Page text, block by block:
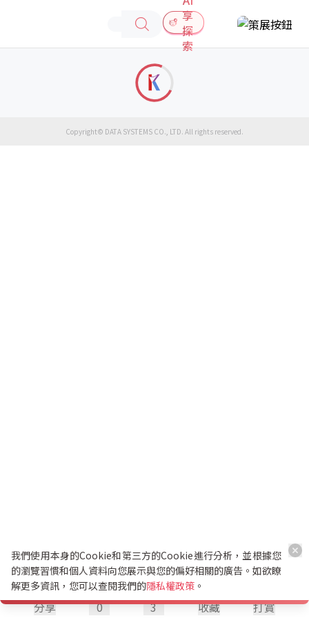
享
探
索
分享 0 3 收藏 打賞
Copyright© DATA SYSTEMS CO., LTD. All rights reserved.
我們使用本身的Cookie和第三方的Cookie進行分析，並根據您
的瀏覽習慣和個人資料向您展示與您的偏好相關的廣告。如欲瞭
解更多資訊，您可以查閱我們的隱私權政策 。